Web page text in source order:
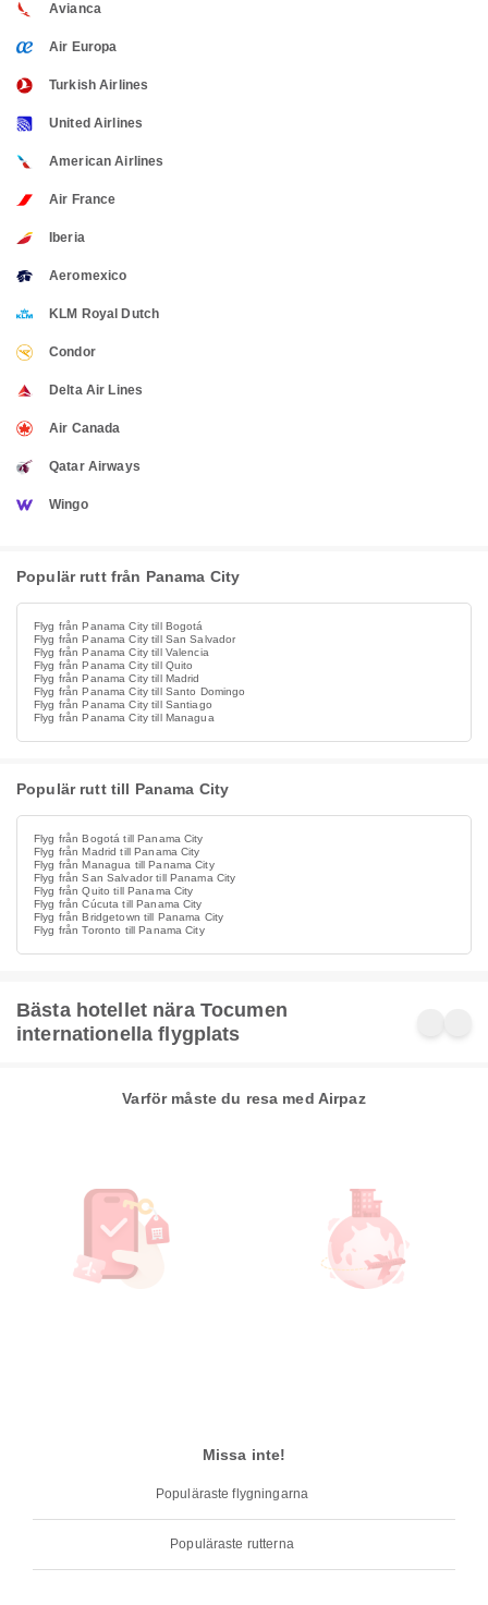
Avianca
Air Europa
Turkish Airlines
United Airlines
American Airlines
Air France
Iberia
Aeromexico
KLM Royal Dutch
Condor
Delta Air Lines
Air Canada
Qatar Airways
Wingo
Populär rutt från Panama City
Flyg från Panama City till Bogotá
Flyg från Panama City till San Salvador
Flyg från Panama City till Valencia
Flyg från Panama City till Quito
Flyg från Panama City till Madrid
Flyg från Panama City till Santo Domingo
Flyg från Panama City till Santiago
Flyg från Panama City till Managua
Populär rutt till Panama City
Flyg från Bogotá till Panama City
Flyg från Madrid till Panama City
Flyg från Managua till Panama City
Flyg från San Salvador till Panama City
Flyg från Quito till Panama City
Flyg från Cúcuta till Panama City
Flyg från Bridgetown till Panama City
Flyg från Toronto till Panama City
Bästa hotellet nära Tocumen
internationella flygplats
Varför måste du resa med Airpaz
Missa inte!
Populäraste flygningarna
Populäraste rutterna